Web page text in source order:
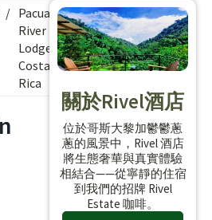
/ Pacuare
River
Lodge
Costa
Rica
關於Rivel酒店
位於哥斯大黎加鬱鬱蔥
蔥的風景中，Rivel 酒店
將生態奢華與真實體驗
相結合——從寧靜的住宿
到我們的招牌 Rivel
Estate 咖啡。